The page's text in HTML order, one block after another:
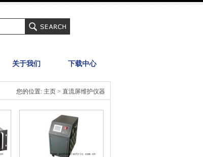
关于我们 下载中心
您的位置: 主页 > 直流屏维护仪器